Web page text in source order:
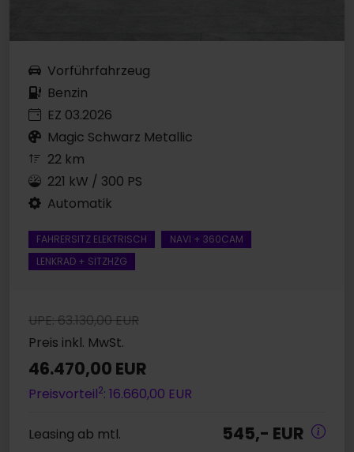
Vorführfahrzeug
Benzin
EZ 03.2026
Magic Schwarz Metallic
22 km
221 kW / 300 PS
Automatik
FAHRERSITZ ELEKTRISCH
NAVI + 360CAM
LENKRAD + SITZHZG
UPE: 63.130,00 EUR
Preis inkl. MwSt.
46.470,00 EUR
Preisvorteil2: 16.660,00 EUR
Leasing ab mtl. 545,- EUR